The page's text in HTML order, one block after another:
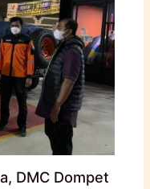
DMC Dompet